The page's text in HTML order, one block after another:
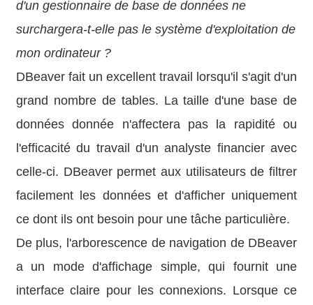
d'un gestionnaire de base de données ne
surchargera-t-elle pas le système d'exploitation de
mon ordinateur ?
DBeaver fait un excellent travail lorsqu'il s'agit d'un
grand nombre de tables. La taille d'une base de
données donnée n'affectera pas la rapidité ou
l'efficacité du travail d'un analyste financier avec
celle-ci. DBeaver permet aux utilisateurs de filtrer
facilement les données et d'afficher uniquement
ce dont ils ont besoin pour une tâche particulière.
De plus, l'arborescence de navigation de DBeaver
a un mode d'affichage simple, qui fournit une
interface claire pour les connexions. Lorsque ce